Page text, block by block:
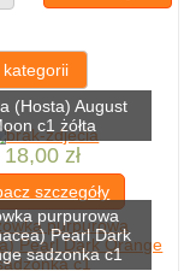
(Hosta) August
c1 żółta
18,00 zł
szczegóły
purpurowa
Pearl Dark
sadzonka c1